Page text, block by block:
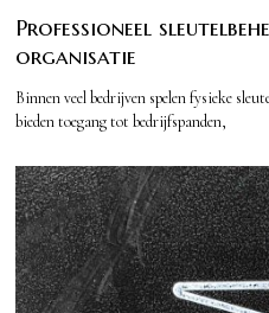
Professioneel
organisatie
Binnen veel bedrijven spelen fysieke
bieden toegang tot bedrijfspanden,